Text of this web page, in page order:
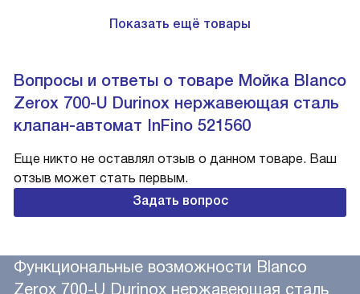
Показать ещё товары
Вопросы и ответы о товаре Мойка Blanco
Zerox 700-U Durinox нержавеющая сталь
клапан-автомат InFino 521560
Еще никто не оставлял отзыв о данном товаре. Ваш
отзыв может стать первым.
Задать вопрос
Функциональные возможности Blanco
Zerox 700-U Durinox нержавеющая сталь